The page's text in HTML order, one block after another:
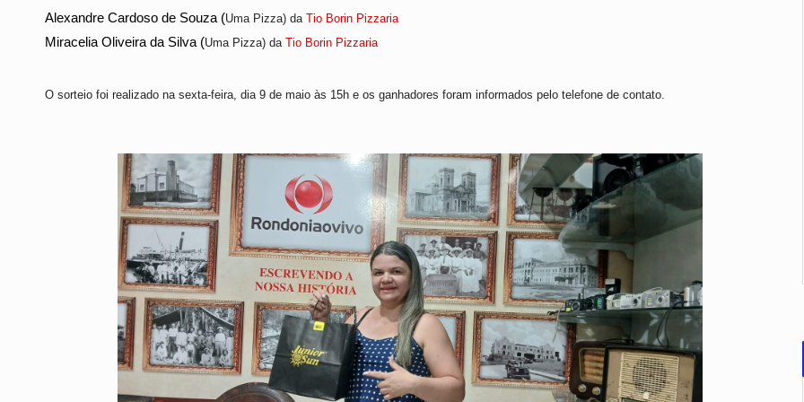
Alexandre Cardoso de Souza (Uma Pizza) da Tio Borin Pizzaria
Miracelia Oliveira da Silva (Uma Pizza) da Tio Borin Pizzaria
O sorteio foi realizado na sexta-feira, dia 9 de maio às 15h e os ganhadores foram informados pelo telefone de contato.